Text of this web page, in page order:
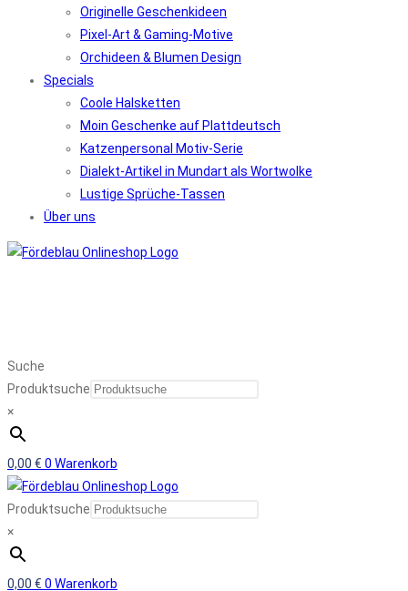
Originelle Geschenkideen
Pixel-Art & Gaming-Motive
Orchideen & Blumen Design
Specials
Coole Halsketten
Moin Geschenke auf Plattdeutsch
Katzenpersonal Motiv-Serie
Dialekt-Artikel in Mundart als Wortwolke
Lustige Sprüche-Tassen
Über uns
Suche
Produktsuche
×
0,00 € 0 Warenkorb
Produktsuche
×
0,00 € 0 Warenkorb